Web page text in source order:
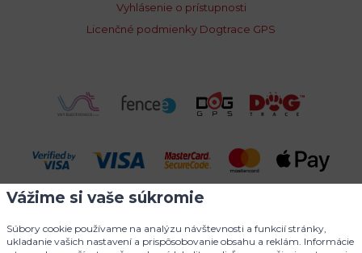
Vyhlásenie o prístupnosti
Licenčné podmienky Dogtrace GPS
Vážime si vaše súkromie
Súbory cookie používame na analýzu návštevnosti a funkcií stránky,
ukladanie vašich nastavení a prispôsobovanie obsahu a reklám. Informácie